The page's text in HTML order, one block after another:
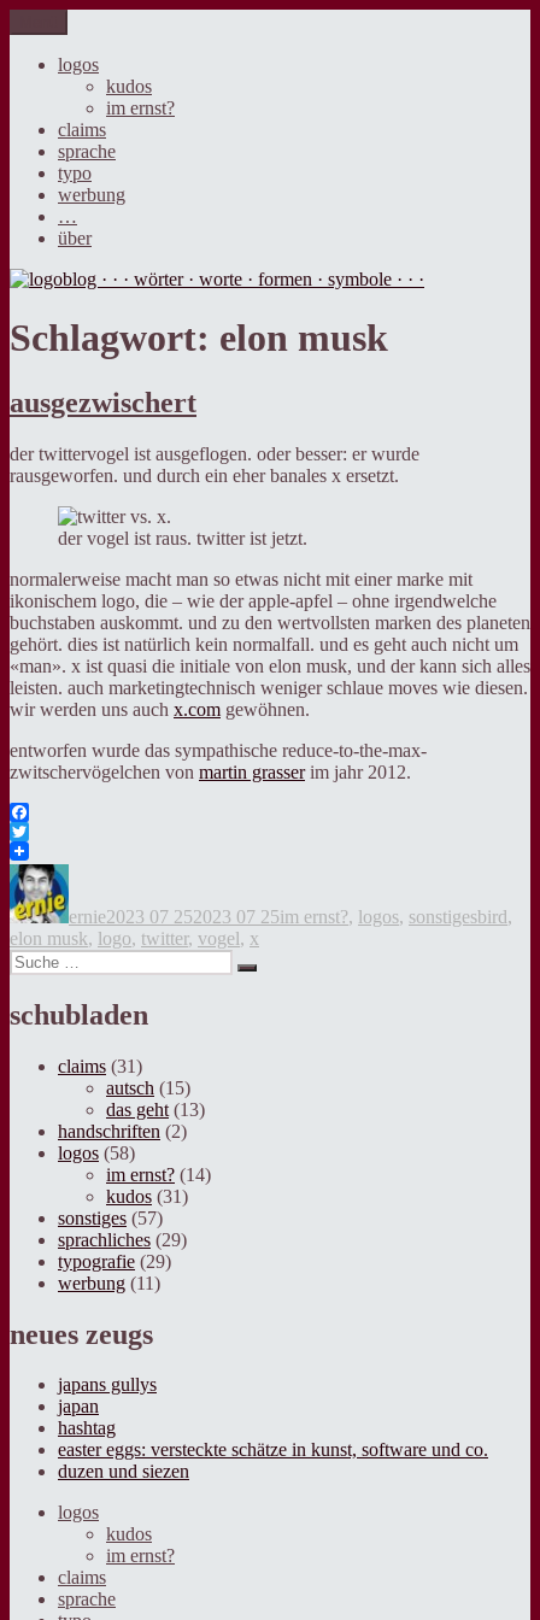
Inhalt
springen
logoblog · · · wörter · worte · formen · symbole · · ·
der blog über sprache, design und werbung.
logos
kudos
im ernst?
claims
sprache
typo
werbung
…
über
Schlagwort: elon musk
ausgezwischert
der twittervogel ist ausgeflogen. oder besser: er wurde
rausgeworfen. und durch ein eher banales x ersetzt.
der vogel ist raus. twitter ist jetzt.
normalerweise macht man so etwas nicht mit einer marke mit
ikonischem logo, die – wie der apple-apfel – ohne irgendwelche
buchstaben auskommt. und zu den wertvollsten marken des planeten
gehört. dies ist natürlich kein normalfall. und es geht auch nicht um
«man». x ist quasi die initiale von elon musk, und der kann sich alles
leisten. auch marketingtechnisch weniger schlaue moves wie diesen.
wir werden uns auch x.com gewöhnen.
entworfen wurde das sympathische reduce-to-the-max-
zwitschervögelchen von martin grasserim jahr 2012.
Facebook
Twitter
ernie2023 07 252023 07 25im ernst?, logos, sonstigesbird,
elon musk, logo, twitter, vogel, x
Suche
nach:
Suche
schubladen
claims (31)
autsch (15)
das geht (13)
handschriften (2)
logos (58)
im ernst? (14)
kudos (31)
sonstiges (57)
sprachliches (29)
typografie (29)
werbung (11)
neues zeugs
japans gullys
japan
hashtag
easter eggs: versteckte schätze in kunst, software und co.
duzen und siezen
logos
kudos
im ernst?
claims
sprache